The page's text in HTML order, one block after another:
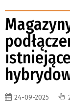
24-09-2025